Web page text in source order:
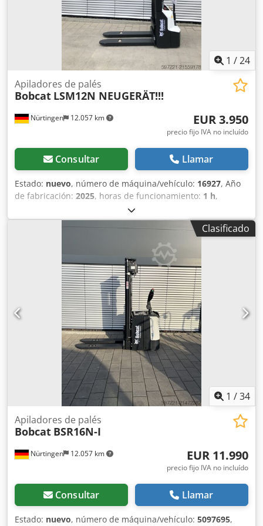
1 /24
Nürtingen 12.057 km
Apiladores de palés
Bobcat LSM12N NEUGERÄT!!!
EUR 3.950
precio fijo IVA no incluído
Consultar Llamar
Estado: nuevo, número de máquina/vehículo: 16927, Año
de fabricación: 2025, horas de funcionamiento: 1 h,
1.200 kg, altura de elevación:
mm, centro de carga:600 mm, tipo de combustible:
, altura de construcción:
24 V, longitud de la
, peso total: 576 kg, 5108763 Número
de serie: OBWNL-003130 Csdpfx Alsyv S Rmegeha
Especificaciones de la batería: 24 V, 60 Ah.
Clasificado
1 /34
Nürtingen 12.057 km
Apiladores de palés
Bobcat BSR16N-I
EUR 11.990
precio fijo IVA no incluído
Consultar Llamar
Estado: nuevo, número de máquina/vehículo: 5097695,